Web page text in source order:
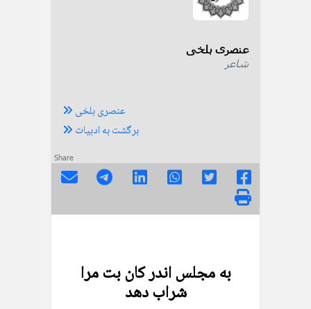
عنصری بلخی
شاعر
عنصری بلخی
برگشت به ادبیات
Share
به مجلس اندر کان بت مرا
شراب دهد